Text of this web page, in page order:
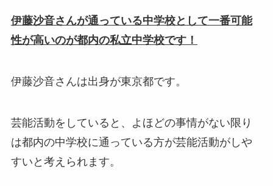
伊藤沙音さんが通っている中学校として一番可能
性が高いのが都内の私立中学校です！
伊藤沙音さんは出身が東京都です。
芸能活動をしていると、よほどの事情がない限り
は都内の中学校に通っている方が芸能活動がしや
すいと考えられます。